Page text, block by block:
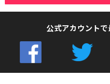
公式アカウントで